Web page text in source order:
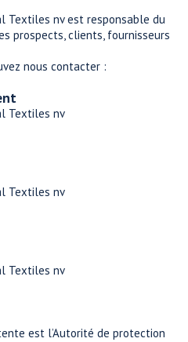
Textiles nv est responsable du
prospects, clients, fournisseurs
nous contacter :
Textiles nv
Textiles nv
Textiles nv
est l’Autorité de protection